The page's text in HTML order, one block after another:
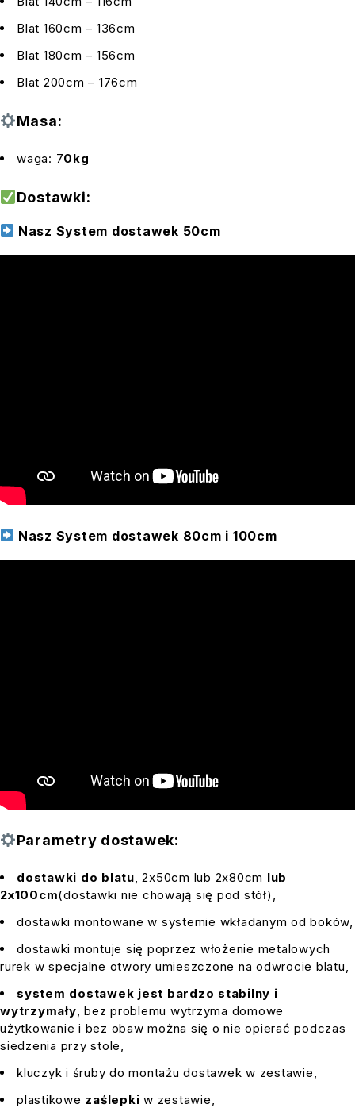
Blat 160cm – 136cm
Blat 180cm – 156cm
Blat 200cm – 176cm
Masa:
waga: 70kg
Dostawki:
Nasz System dostawek 50cm
Nasz System dostawek 80cm i 100cm
Parametry dostawek:
dostawki do blatu, 2x50cm lub 2x80cm lub
2x100cm(dostawki nie chowają się pod stół),
dostawki montowane w systemie wkładanym od boków,
dostawki montuje się poprzez włożenie metalowych
rurek w specjalne otwory umieszczone na odwrocie blatu,
system dostawek jest bardzo stabilny i
wytrzymały, bez problemu wytrzyma domowe
użytkowanie i bez obaw można się o nie opierać podczas
siedzenia przy stole,
kluczyk i śruby do montażu dostawek w zestawie,
plastikowe zaślepki w zestawie,